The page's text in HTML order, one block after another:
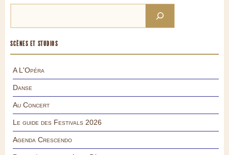
SCÈNES ET STUDIOS
A L'Opéra
Danse
Au Concert
Le guide des Festivals 2026
Agenda Crescendo